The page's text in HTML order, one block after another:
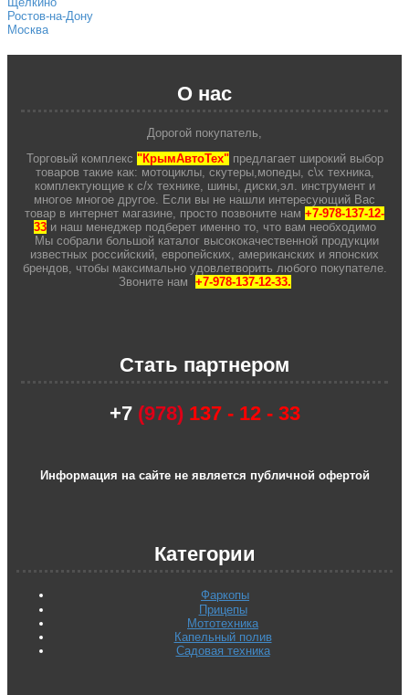
Ростов-на-Дону
Москва
О нас
Дорогой покупатель,
Торговый комплекс "КрымАвтоТех"предлагает широкий выбор
товаров такие как: мотоциклы, скутеры,мопеды, с\х техника,
комплектующие к с/х технике, шины, диски,эл. инструмент и
многое многое другое. Если вы не нашли интересующий Вас
товар в интернет магазине, просто позвоните нам +7-978-137-12-
33 и наш менеджер подберет именно то, что вам необходимо
Мы собрали большой каталог высококачественной продукции
известных российский, европейских, американских и японских
брендов, чтобы максимально удовлетворить любого покупателе.
Звоните нам +7-978-137-12-33.
Стать партнером
+7(978) 137 - 12 - 33
Информация на сайте не является публичной офертой
Категории
Фаркопы
Прицепы
Мототехника
Капельный полив
Садовая техника